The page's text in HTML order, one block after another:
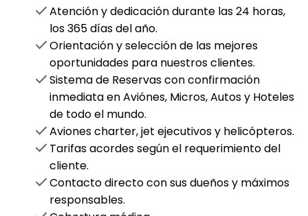
checkAtención y dedicación durante las 24 horas,
los 365 días del año.
checkOrientación y selección de las mejores
oportunidades para nuestros clientes.
checkSistema de Reservas con confirmación
inmediata en Aviónes, Micros, Autos y Hoteles
de todo el mundo.
checkAviones charter, jet ejecutivos y helicópteros.
check Tarifas acordes según el requerimiento del
cliente.
checkContacto directo con sus dueños y máximos
responsables.